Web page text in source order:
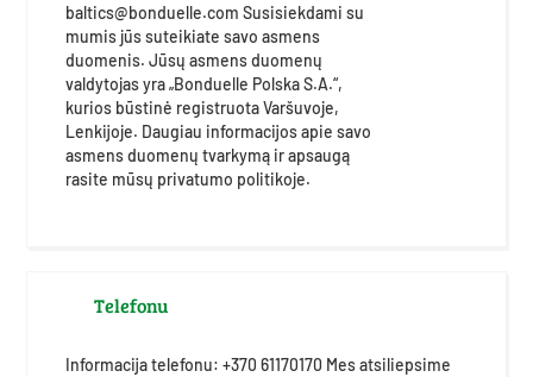
baltics@bonduelle.com Susisiekdami su
mumis jūs suteikiate savo asmens
duomenis. Jūsų asmens duomenų
valdytojas yra „Bonduelle Polska S.A.“,
kurios būstinė registruota Varšuvoje,
Lenkijoje. Daugiau informacijos apie savo
asmens duomenų tvarkymą ir apsaugą
rasite mūsų privatumo politikoje.
Telefonu
Informacija telefonu: +370 61170170 Mes atsiliepsime